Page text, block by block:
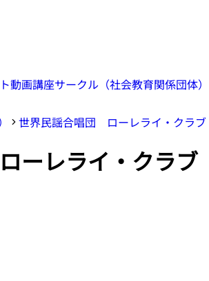
動画講座サークル（社会教育関係団体）
世界民謡合唱団 ローレライ・クラブ
ーレライ・クラブ